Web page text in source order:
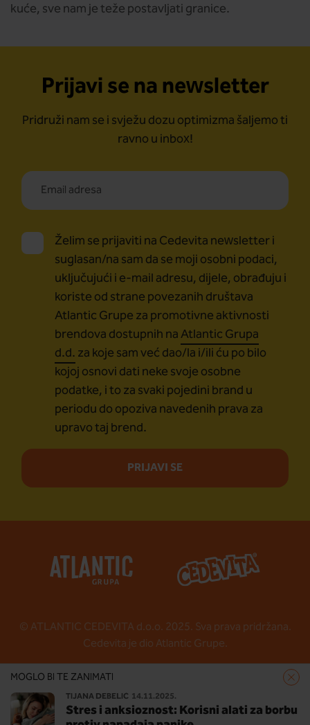
MOGLO BI TE ZANIMATI
TIJANA DEBELIĆ 14.11.2025.
Stres i anksioznost: Korisni alati za borbu
kuće, sve nam je teže postavljati granice.
Prijavi se na newsletter
Pridruži nam se i svježu dozu optimizma šaljemo ti
ravno u inbox!
Želim se prijaviti na Cedevita newsletter i
suglasan/na sam da se moji osobni podaci,
uključujući i e-mail adresu, dijele, obrađuju i
koriste od strane povezanih društava
Atlantic Grupe za promotivne aktivnosti
brendova dostupnih naAtlantic Grupa
d.d. za koje sam već dao/la i/ili ću po bilo
kojoj osnovi dati neke svoje osobne
podatke, i to za svaki pojedini brand u
periodu do opoziva navedenih prava za
upravo taj brend.
PRIJAVI SE
© ATLANTIC CEDEVITA d.o.o. 2025. Sva prava pridržana.
Cedevita je dio Atlantic Grupe.
Pravila privatnosti
Politika kolačića